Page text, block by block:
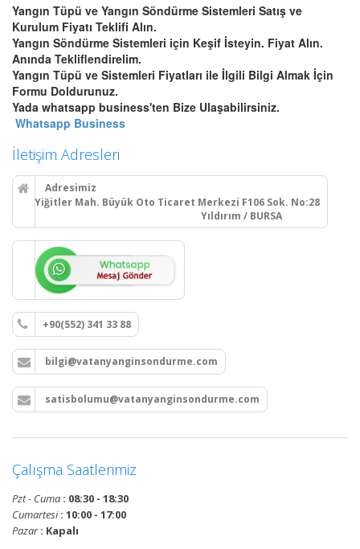
Yangın Tüpü ve Yangın Söndürme Sistemleri Satış ve
Kurulum Fiyatı Teklifi Alın.
Yangın Söndürme Sistemleri için Keşif İsteyin. Fiyat Alın.
Anında Tekliflendirelim.
Yangın Tüpü ve Sistemleri Fiyatları ile İlgili Bilgi Almak İçin
Formu Doldurunuz.
Yada whatsapp business'ten Bize Ulaşabilirsiniz.
Whatsapp Business
İletişim Adresleri
Adresimiz
Yiğitler Mah. Büyük Oto Ticaret Merkezi F106 Sok. No:28
Yıldırım / BURSA
+90(552) 341 33 88
bilgi@vatanyanginsondurme.com
satisbolumu@vatanyanginsondurme.com
Çalışma Saatlerimiz
Pzt - Cuma : 08:30 - 18:30
Cumartesi: 10:00 - 17:00
Pazar: Kapalı